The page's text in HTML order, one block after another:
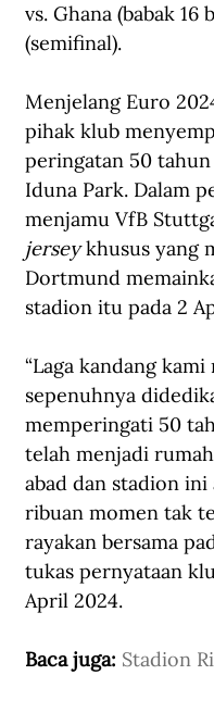
vs. Ghana (babak 16
(semifinal).
Menjelang Euro
pihak klub
peringatan 50
Iduna Park. Dalam
menjamu VfB
jersey khusus yang
Dortmund
stadion itu pada 2
“Laga kandang
sepenuhnya
memperingati 50
telah menjadi
abad dan stadion
ribuan momen tak
rayakan bersama
tukas pernyataan
April 2024.
Baca juga: Stadion